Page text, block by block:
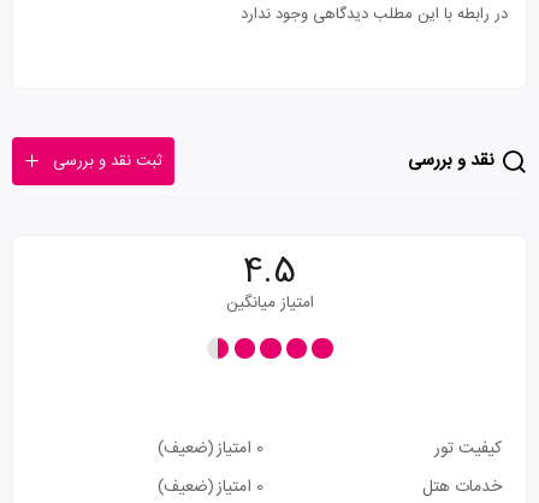
در رابطه با این مطلب دیدگاهی وجود ندارد
نقد و بررسی ثبت نقد و بررسی
4.5
امتیاز میانگین
کیفیت تور 0 امتیاز
(ضعیف)
خدمات هتل
0 امتیاز
(ضعیف)